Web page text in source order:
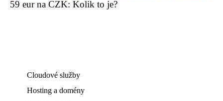
59 eur na CZK: Kolik to je?
Cloudové služby
Hosting a domény